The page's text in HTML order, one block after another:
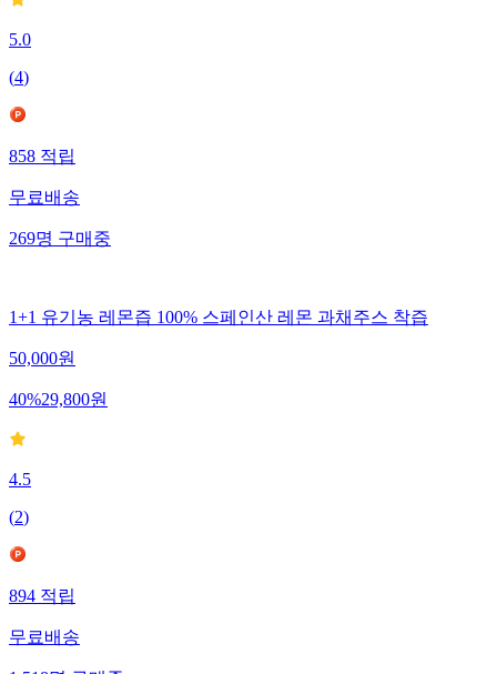
5.0
(4)
858적립
무료배송
269명구매중
1+1 유기농 레몬즙 100% 스페인산 레몬 과채주스 착즙
50,000원
40%29,800원
4.5
(2)
894적립
무료배송